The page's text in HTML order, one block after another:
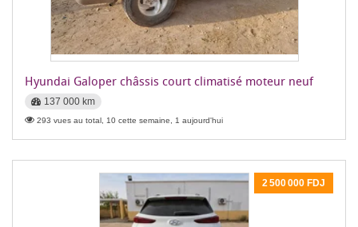
Hyundai Galoper châssis court climatisé moteur neuf
137 000 km
293 vues au total, 10 cette semaine, 1 aujourd'hui
2 500 000 FDJ